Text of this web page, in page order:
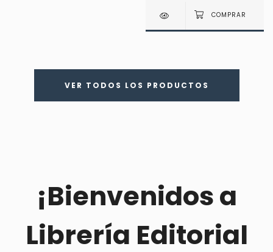
VER TODOS LOS PRODUCTOS
¡Bienvenidos a
Librería Editorial